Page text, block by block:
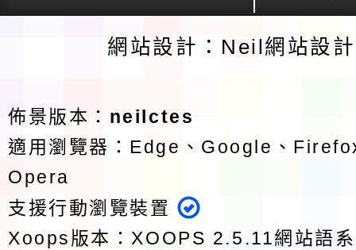
網站設計：Neil網站設
佈景版本： neilctes
適用瀏覽器：Edge、Google、
Opera
支援行動瀏覽裝置
Xoops版本：XOOPS 2.5.11網站語